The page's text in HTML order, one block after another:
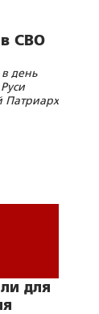
СВО
в день
Патриарх
для